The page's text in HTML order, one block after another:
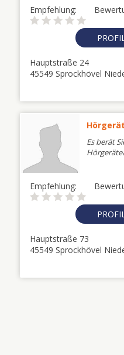
Empfehlung:
Hauptstraße 24
45549 Sprockhövel
Es berät
Empfehlung:
Hauptstraße 73
45549 Sprockhövel